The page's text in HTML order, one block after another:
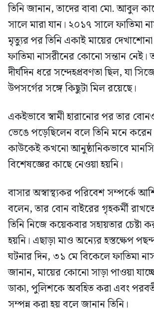
তিনি জানান, তাদের বাবা মো. আবুল
সালে মারা যান। ২০১৭ সালে ফাতিমা
মৃত্যুর পর তিনি একাই মায়ের
ফাতিমা নাসরীনের কোনো সন্তান নেই।
দীর্ঘদিন ধরে সন্দেহপ্রবণতা ছিল, যা
উপসর্গের সঙ্গে কিছুটা মিল রয়েছে।
একইভাবে স্বামী হারানোর পর তার
ভেঙে পড়েছিলেন বলে তিনি মনে
কাউকেই কখনো আনুষ্ঠানিকভাবে মানসিক
বিশেষজ্ঞের কাছে নেওয়া হয়নি।
বাসার অস্বাস্থ্যকর পরিবেশ সম্পর্কে
বলেন, তার বোন বাইরের গৃহকর্মী
তিনি নিজে কয়েকবার সহায়তার চেষ্টা
হয়নি। এছাড়া মাও অন্যের হস্তক্ষেপ
ঘটনার দিন, ৩১ মে বিকেলে ফাতিমা
জানান, মায়ের কোনো সাড়া পাওয়া
ডাকা, পুলিশকে অবহিত করা এবং
সম্পন্ন করা হয় বলে জানান তিনি।